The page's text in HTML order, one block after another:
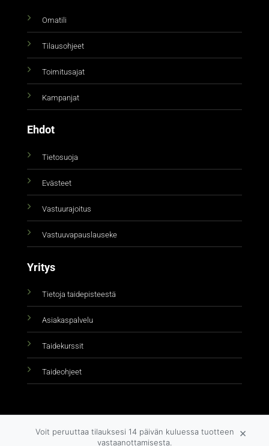
Omatili
Tilausohjeet
Toimitusajat
Kampanjat
Ehdot
Tietosuoja
Evästeet
Vastuurajoitus
Vastuuvapauslauseke
Yritys
Tietoja taidepisteestä
Asiakaspalvelu
Taidekurssit
Taideohjeet
Voit peruuttaa tilauksesi 14 päivän kuluessa tuotteen
vastaanottamisesta.
×